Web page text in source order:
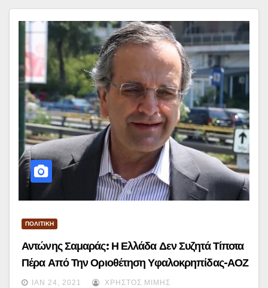
ΠΟΛΙΤΙΚΗ
Αντώνης Σαμαράς: Η Ελλάδα Δεν Συζητά Τίποτα
Πέρα Από Την Οριοθέτηση Υφαλοκρηπίδας-ΑΟΖ
ΙΑΝ 24, 2021 ΧΡΉΣΤΟΣ ΜΊΜΗΣ